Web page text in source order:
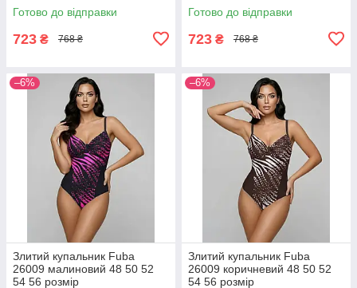
Готово до відправки
723 ₴ 768 ₴
Готово до відправки
723 ₴ 768 ₴
–6%
Злитий купальник Fuba
26009 малиновий 48 50 52
54 56 розмір
–6%
Злитий купальник Fuba
26009 коричневий 48 50 52
54 56 розмір